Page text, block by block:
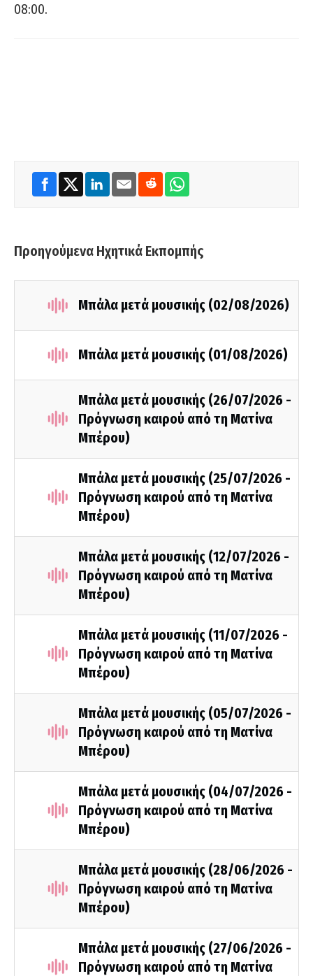
08:00.
Προηγούμενα Ηχητικά Εκπομπής
Μπάλα μετά μουσικής (02/08/2026)
Μπάλα μετά μουσικής (01/08/2026)
Μπάλα μετά μουσικής (26/07/2026 -
Πρόγνωση καιρού από τη Ματίνα
Μπέρου)
Μπάλα μετά μουσικής (25/07/2026 -
Πρόγνωση καιρού από τη Ματίνα
Μπέρου)
Μπάλα μετά μουσικής (12/07/2026 -
Πρόγνωση καιρού από τη Ματίνα
Μπέρου)
Μπάλα μετά μουσικής (11/07/2026 -
Πρόγνωση καιρού από τη Ματίνα
Μπέρου)
Μπάλα μετά μουσικής (05/07/2026 -
Πρόγνωση καιρού από τη Ματίνα
Μπέρου)
Μπάλα μετά μουσικής (04/07/2026 -
Πρόγνωση καιρού από τη Ματίνα
Μπέρου)
Μπάλα μετά μουσικής (28/06/2026 -
Πρόγνωση καιρού από τη Ματίνα
Μπέρου)
Μπάλα μετά μουσικής (27/06/2026 -
Πρόγνωση καιρού από τη Ματίνα